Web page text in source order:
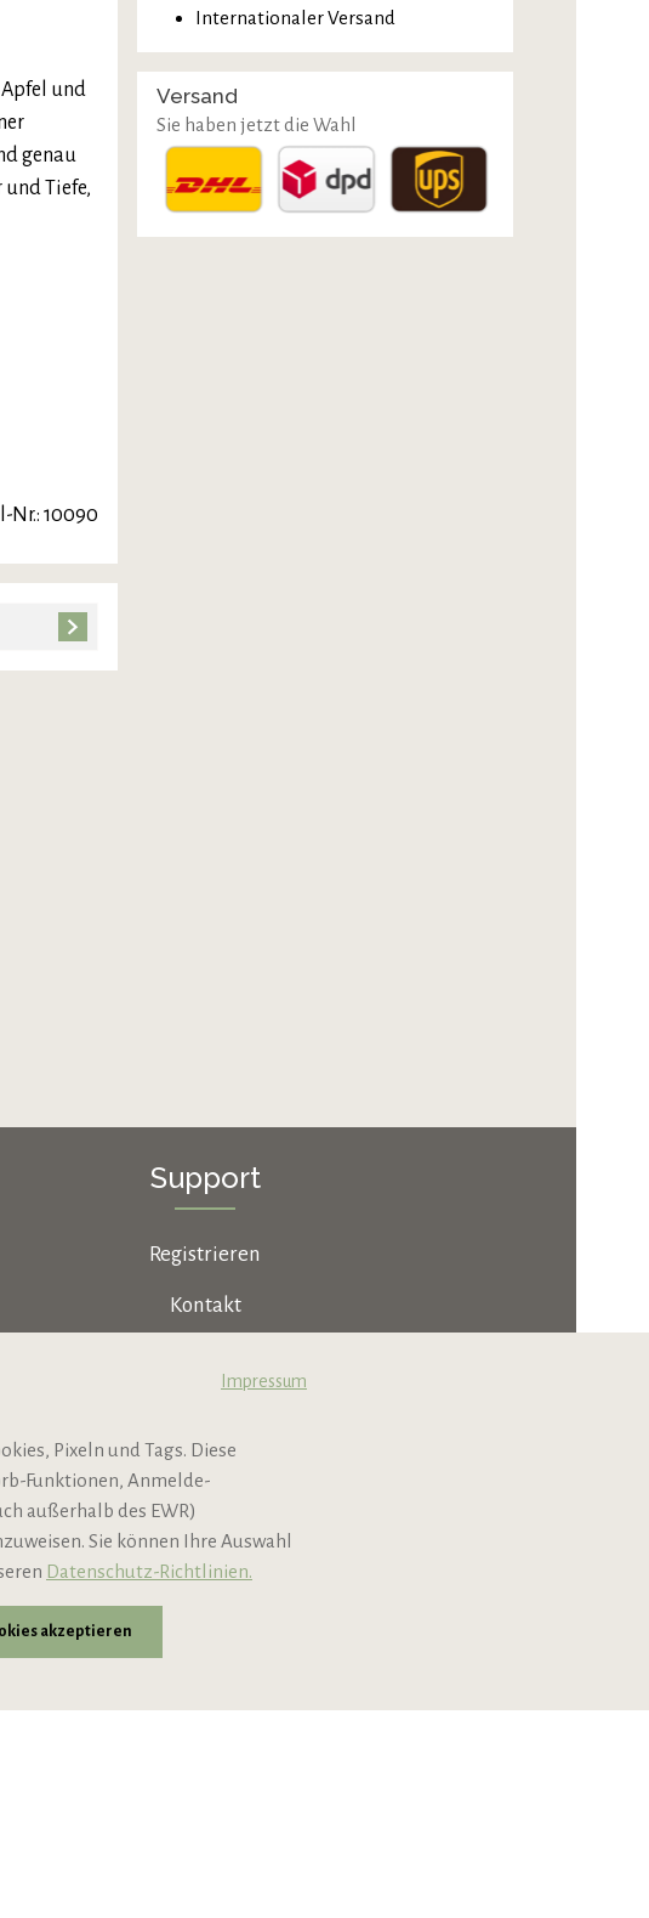
und
genau
Tiefe,
Nr.: 10090
Internationaler Versand
Versand
Sie haben jetzt die Wahl
Support
Registrieren
Kontakt
Newsletter
Impressum
Pixeln und Tags. Diese
Funktionen, Anmelde-
außerhalb des EWR)
Sie können Ihre Auswahl
Datenschutz-Richtlinien.
akzeptieren